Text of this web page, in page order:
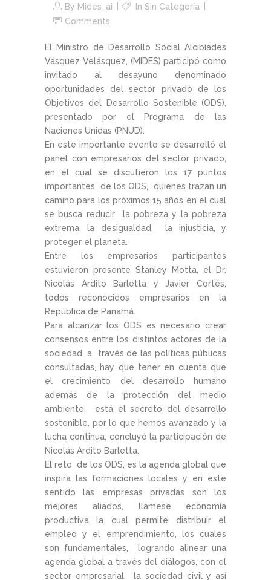
By Mides_ai
In Sin Categoría
Comments
El Ministro de Desarrollo Social Alcibíades
Vásquez Velásquez, (MIDES) participó como
invitado al desayuno denominado
oportunidades del sector privado de los
Objetivos del Desarrollo Sostenible (ODS),
presentado por el Programa de las
Naciones Unidas (PNUD).
En este importante evento se desarrolló el
panel con empresarios del sector privado,
en el cual se discutieron los 17 puntos
importantes de los ODS, quienes trazan un
camino para los próximos 15 años en el cual
se busca reducir la pobreza y la pobreza
extrema, la desigualdad, la injusticia, y
proteger el planeta.
Entre los empresarios participantes
estuvieron presente Stanley Motta, el Dr.
Nicolás Ardito Barletta y Javier Cortés,
todos reconocidos empresarios en la
República de Panamá.
Para alcanzar los ODS es necesario crear
consensos entre los distintos actores de la
sociedad, a través de las políticas públicas
consultadas, hay que tener en cuenta que
el crecimiento del desarrollo humano
además de la protección del medio
ambiente, está el secreto del desarrollo
sostenible, por lo que hemos avanzado y la
lucha continua, concluyó la participación de
Nicolás Ardito Barletta.
El reto de los ODS, es la agenda global que
inspira las formaciones locales y en este
sentido las empresas privadas son los
mejores aliados, llámese economía
productiva la cual permite distribuir el
empleo y el emprendimiento, los cuales
son fundamentales, logrando alinear una
agenda global a través del diálogos, con el
sector empresarial, la sociedad civil y así